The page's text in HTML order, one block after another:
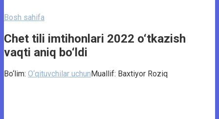
Bosh sahifa
Chet tili imtihonlari 2022 o‘tkazish
vaqti aniq bo‘ldi
Bo‘lim: O‘qituvchilar uchunMuallif: Baxtiyor Roziq